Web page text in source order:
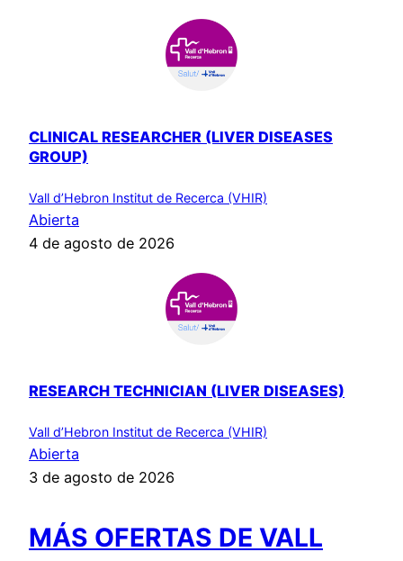
CLINICAL RESEARCHER (LIVER DISEASES
GROUP)
Vall d’Hebron Institut de Recerca (VHIR)
Abierta
4 de agosto de 2026
RESEARCH TECHNICIAN (LIVER DISEASES)
Vall d’Hebron Institut de Recerca (VHIR)
Abierta
3 de agosto de 2026
MÁS OFERTAS DE VALL